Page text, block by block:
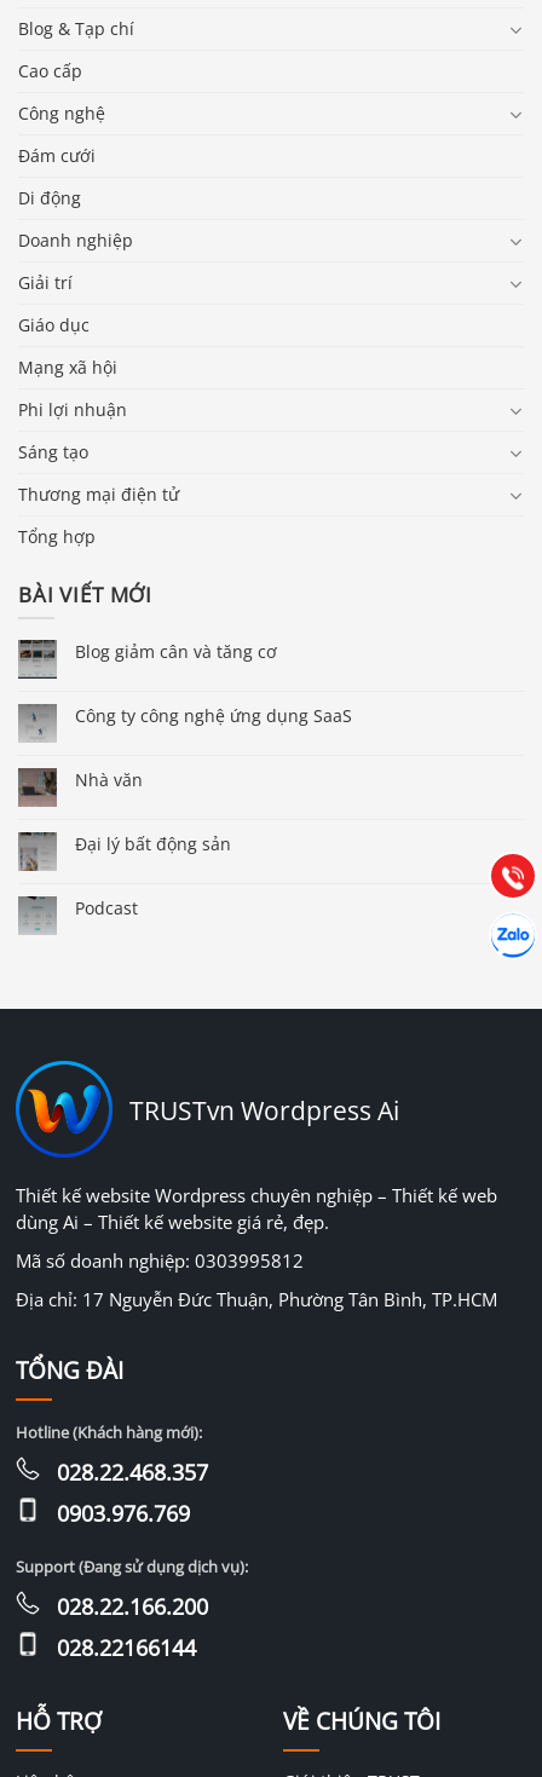
Blog & Tạp chí
Cao cấp
Công nghệ
Đám cưới
Di động
Doanh nghiệp
Giải trí
Giáo dục
Mạng xã hội
Phi lợi nhuận
Sáng tạo
Thương mại điện tử
Tổng hợp
BÀI VIẾT MỚI
Blog giảm cân và tăng cơ
Công ty công nghệ ứng dụng SaaS
Nhà văn
Đại lý bất động sản
Podcast
TRUSTvn Wordpress Ai
Thiết kế website Wordpress chuyên nghiệp – Thiết kế web
dùng Ai – Thiết kế website giá rẻ, đẹp.
Mã số doanh nghiệp: 0303995812
Địa chỉ: 17 Nguyễn Đức Thuận, Phường Tân Bình, TP.HCM
HỖ TRỢ VỀ CHÚNG TÔI
TỔNG ĐÀI
Hotline (Khách hàng mới):
028.22.468.357
0903.976.769
Support (Đang sử dụng dịch vụ):
028.22.166.200
028.22166144
Gọi
Báo giá & Đặt hàng:
(028) 22.166.144
Chát